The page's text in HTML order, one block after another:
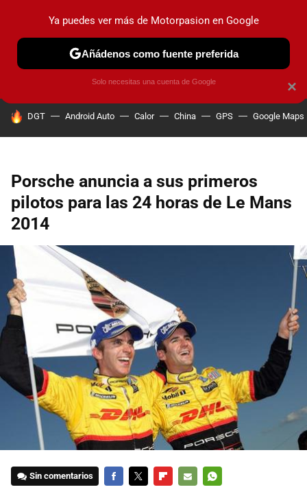
PRUEBAS COCHES ELÉCTRICOS OBSERVATORIO
HOY SE HABLA DE
DGT Android Auto Calor China GPS Google Maps
Porsche anuncia a sus primeros
pilotos para las 24 horas de Le Mans
2014
Sin comentarios
×
Ya puedes ver más de Motorpasion en Google
Añádenos como fuente preferida
Solo necesitas una cuenta de Google